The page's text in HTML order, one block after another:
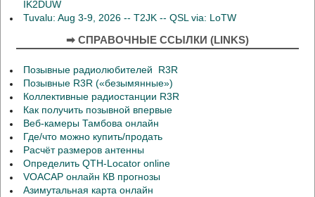
IK2DUW
Tuvalu: Aug 3-9, 2026 -- T2JK -- QSL via: LoTW
➡ СПРАВОЧНЫЕ ССЫЛКИ (LINKS)
Позывные радиолюбителей R3R
Позывные R3R («безымянные»)
Коллективные радиостанции R3R
Как получить позывной впервые
Веб-камеры Тамбова онлайн
Где/что можно купить/продать
Расчёт размеров антенны
Определить QTH-Locator online
VOACAP онлайн КВ прогнозы
Азимутальная карта онлайн